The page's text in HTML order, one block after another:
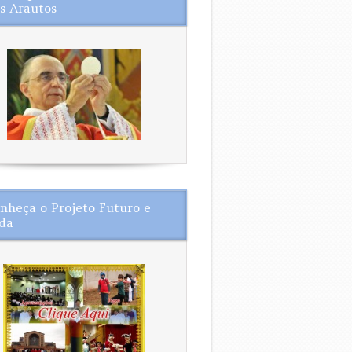
Arautos
o Projeto Futuro e